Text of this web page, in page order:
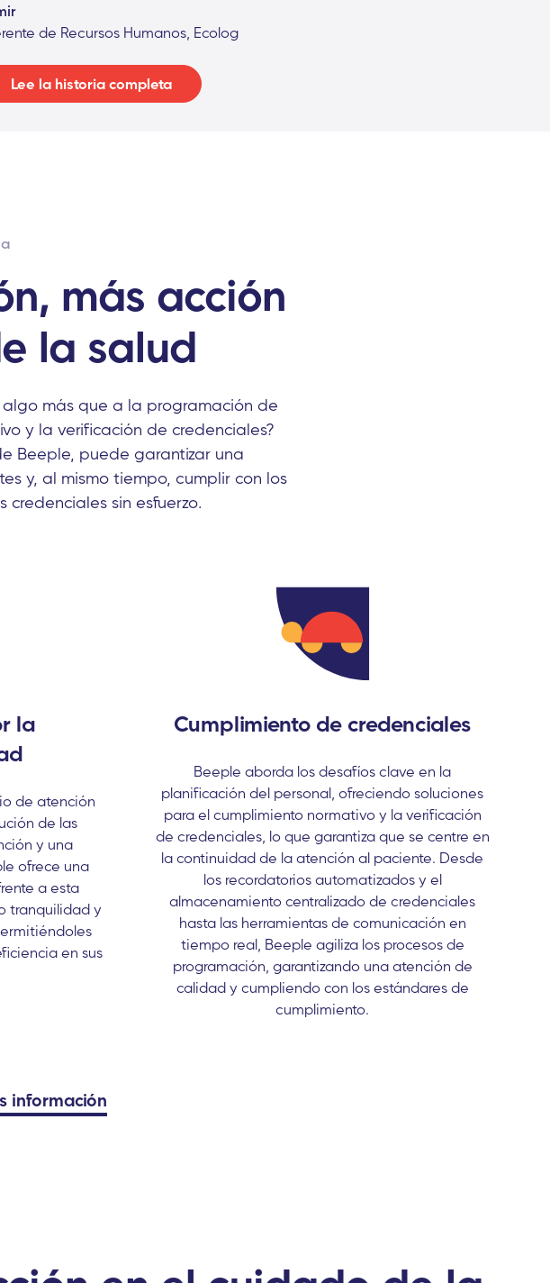
de Recursos Humanos, Ecolog
Lee la historia completa
más acción
la salud
más que a la programación de
y la verificación de credenciales?
Beeple, puede garantizar una
y, al mismo tiempo, cumplir con los
sin esfuerzo.
la
de atención
de las
y una
ofrece una
a esta
tranquilidad y
en sus
Cumplimiento de credenciales
Beeple aborda los desafíos clave en la
planificación del personal, ofreciendo soluciones
para el cumplimiento normativo y la verificación
de credenciales, lo que garantiza que se centre en
la continuidad de la atención al paciente. Desde
los recordatorios automatizados y el
almacenamiento centralizado de credenciales
hasta las herramientas de comunicación en
tiempo real, Beeple agiliza los procesos de
programación, garantizando una atención de
calidad y cumpliendo con los estándares de
cumplimiento.
información